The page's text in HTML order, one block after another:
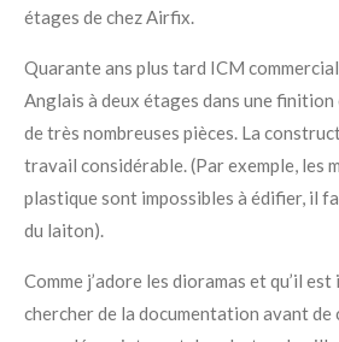
étages de chez Airfix.
Quarante ans plus tard ICM
Anglais à deux étages dans une
de très nombreuses pièces. La
travail considérable. (Par exemple, les
plastique sont impossibles à édifier, il
du laiton).
Comme j’adore les dioramas et qu’il
chercher de la documentation avant de